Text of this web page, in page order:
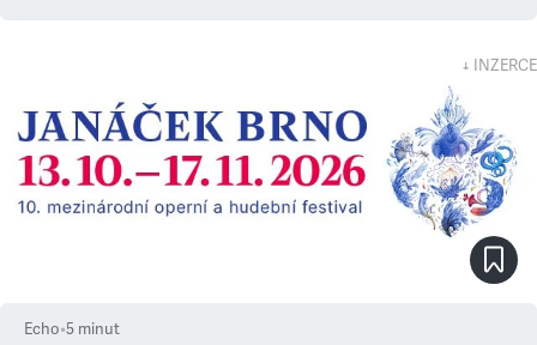
↓ INZERCE
Echo•5 minut